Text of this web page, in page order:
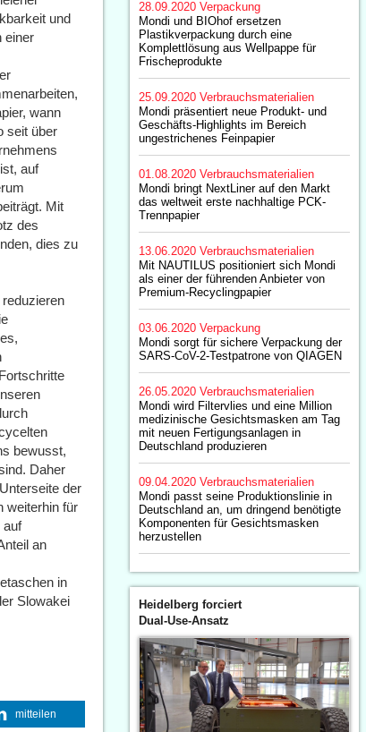
und
einer
wann
seit über
auf
Mit
des
dies zu
bewusst,
Daher
der
weiterhin für
auf
an
in
Slowakei
mitteilen
28.09.2020 Verpackung
Mondi und BIOhof ersetzen
Plastikverpackung durch eine
Komplettlösung aus Wellpappe für
Frischeprodukte
25.09.2020 Verbrauchsmaterialien
Mondi präsentiert neue Produkt- und
Geschäfts-Highlights im Bereich
ungestrichenes Feinpapier
01.08.2020 Verbrauchsmaterialien
Mondi bringt NextLiner auf den Markt
das weltweit erste nachhaltige PCK-
Trennpapier
13.06.2020 Verbrauchsmaterialien
Mit NAUTILUS positioniert sich Mondi
als einer der führenden Anbieter von
Premium-Recyclingpapier
03.06.2020 Verpackung
Mondi sorgt für sichere Verpackung der
SARS-CoV-2-Testpatrone von QIAGEN
26.05.2020 Verbrauchsmaterialien
Mondi wird Filtervlies und eine Million
medizinische Gesichtsmasken am Tag
mit neuen Fertigungsanlagen in
Deutschland produzieren
09.04.2020 Verbrauchsmaterialien
Mondi passt seine Produktionslinie in
Deutschland an, um dringend benötigte
Komponenten für Gesichtsmasken
herzustellen
Heidelberg forciert
Dual-Use-Ansatz